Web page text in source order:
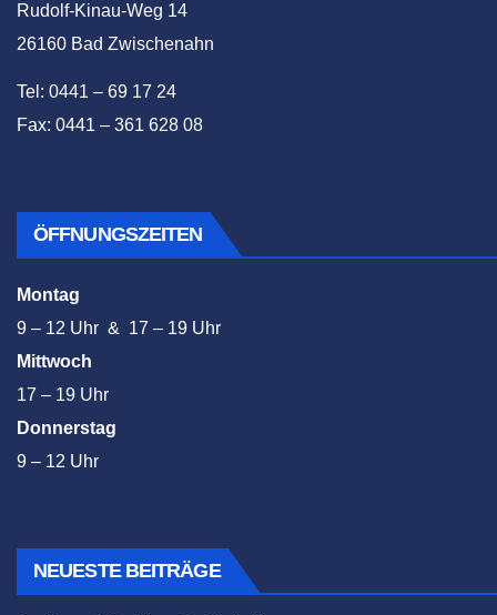
Rudolf-Kinau-Weg 14
26160 Bad Zwischenahn
Tel: 0441 – 69 17 24
Fax: 0441 – 361 628 08
ÖFFNUNGSZEITEN
Montag
9 – 12 Uhr & 17 – 19 Uhr
Mittwoch
17 – 19 Uhr
Donnerstag
9 – 12 Uhr
NEUESTE BEITRÄGE